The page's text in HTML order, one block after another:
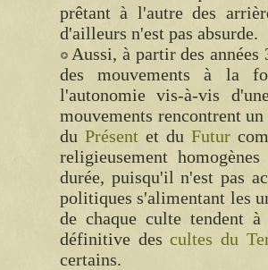
prêtant à l'autre des
d'ailleurs n'est pas absurde.
Aussi, à partir des
des mouvements à la
l'autonomie vis-à-vis
mouvements rencontrent
du Présent et du Futur
religieusement
durée, puisqu'il n'est pas
politiques s'alimentant les
de chaque culte tendent
définitive descultes du
certains.